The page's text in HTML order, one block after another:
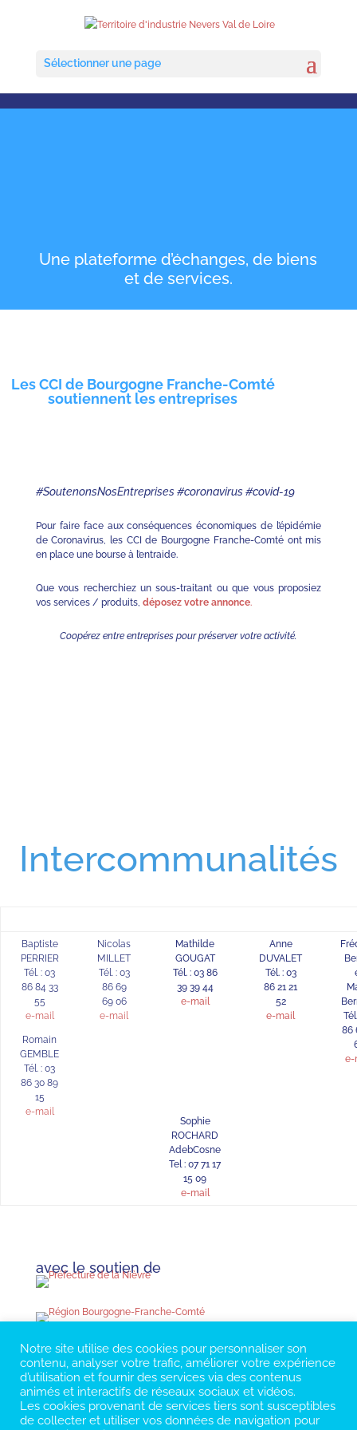
Sélectionner une page
Une plateforme d’échanges, de biens
et de services.
Les CCI de Bourgogne Franche-Comté
soutiennent les entreprises
#SoutenonsNosEntreprises #coronavirus #covid-19
Pour faire face aux conséquences économiques de l’épidémie
de Coronavirus, les CCI de Bourgogne Franche-Comté ont mis
en place une bourse à l’entraide.
Que vous recherchiez un sous-traitant ou que vous proposiez
vos services / produits, déposez votre annonce.
Coopérez entre entreprises pour préserver votre activité.
Intercommunalités
Baptiste
PERRIER
Tél. : 03
86 84 33
55
e-mail
Romain
GEMBLE
Tél. : 03
86 30 89
15
e-mail
Nicolas
MILLET
Tél. : 03
86 69
69 06
e-mail
Mathilde
GOUGAT
Tél. : 03 86
39 39 44
e-mail
Sophie
ROCHARD
AdebCosne
Tel : 07 71 17
15 09
e-mail
Anne
DUVALET
Tél. : 03
86 21 21
52
e-mail
86
e-
avec le soutien de
Notre site utilise des cookies pour personnaliser son
contenu, analyser votre trafic, améliorer votre expérience
d’utilisation et fournir des services via des contenus
animés et interactifs de réseaux sociaux et vidéos.
Les cookies provenant de services tiers sont susceptibles
de collecter et utiliser vos données de navigation pour